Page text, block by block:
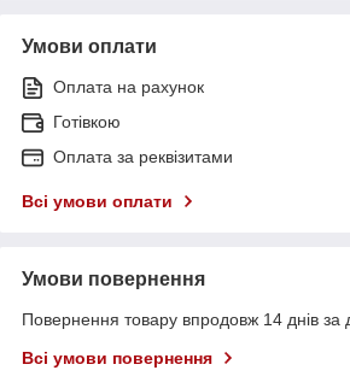
Умови оплати
Оплата на рахунок
Готівкою
Оплата за реквізитами
Всі умови оплати
Умови повернення
Повернення товару впродовж 14 днів за
Всі умови повернення